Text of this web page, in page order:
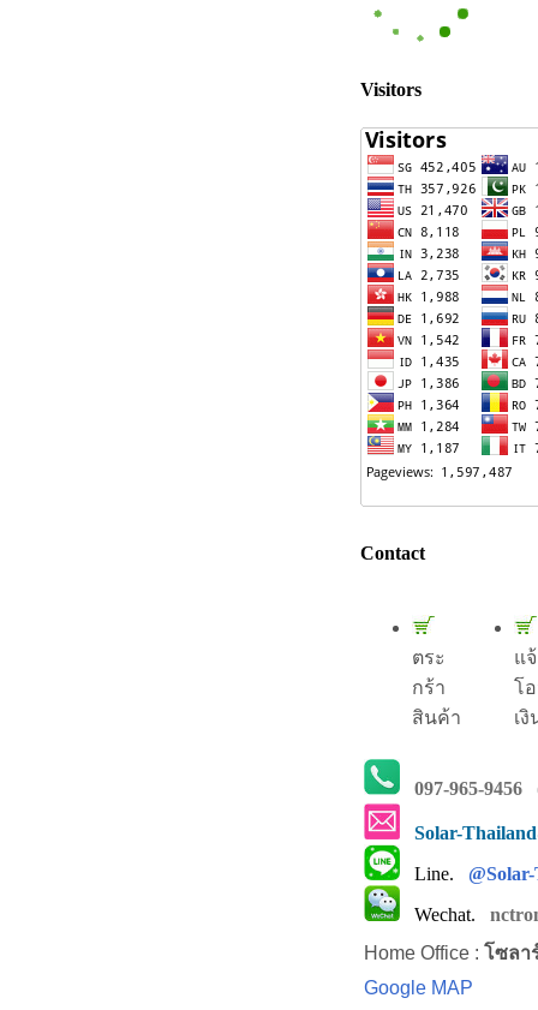
Visitors
Contact
ตระ
กร้า
สินค้า
แ
โ
เงิ
097-965-9456
Solar-
Line.
Wechat.
Home Office : โซลา
Google MAP